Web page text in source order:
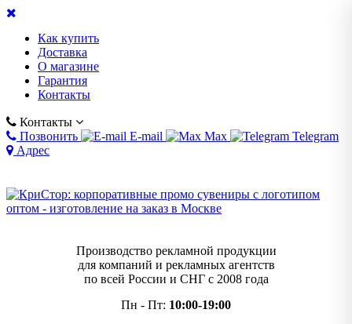
Как купить
Доставка
О магазине
Гарантия
Контакты
Контакты
Позвонить
E-mail Max
Telegram
Адрес
Производство рекламной продукции
для компаний и рекламных агентств
по всей России и СНГ с 2008 года
Пн - Пт: 10:00-19:00